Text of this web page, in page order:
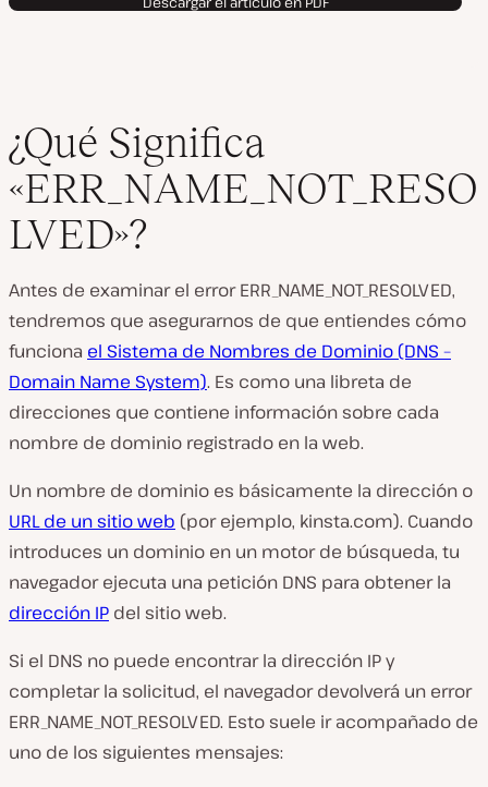
¿Qué Significa
«ERR_NAME_NOT_RESO
LVED»?
Antes de examinar el error ERR_NAME_NOT_RESOLVED,
tendremos que asegurarnos de que entiendes cómo
funciona el Sistema de Nombres de Dominio (DNS –
Domain Name System). Es como una libreta de
direcciones que contiene información sobre cada
nombre de dominio registrado en la web.
Un nombre de dominio es básicamente la dirección o
URL de un sitio web (por ejemplo, kinsta.com). Cuando
introduces un dominio en un motor de búsqueda, tu
navegador ejecuta una petición DNS para obtener la
dirección IP del sitio web.
Si el DNS no puede encontrar la dirección IP y
completar la solicitud, el navegador devolverá un error
ERR_NAME_NOT_RESOLVED. Esto suele ir acompañado de
uno de los siguientes mensajes: